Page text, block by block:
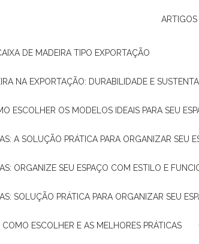
ARTIGOS
DE MADEIRA TIPO EXPORTAÇÃO
NA EXPORTAÇÃO: DURABILIDADE E
ESCOLHER OS MODELOS IDEAIS PARA SEU
A SOLUÇÃO PRÁTICA PARA ORGANIZAR SEU
ORGANIZE SEU ESPAÇO COM ESTILO E
SOLUÇÃO PRÁTICA PARA ORGANIZAR SEU
COMO ESCOLHER E AS MELHORES PRÁTICAS